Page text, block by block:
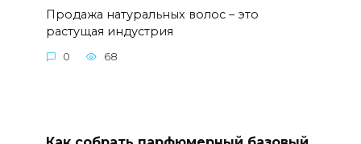
Продажа натуральных волос – это
растущая индустрия
0 68